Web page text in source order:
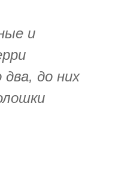
и
до них